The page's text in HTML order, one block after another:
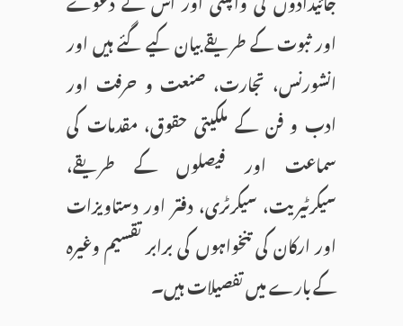
اور ثبوت کے طریقے بیان کیے گئے ہیں اور
انشورنس، تجارت، صنعت و حرفت اور
ادب و فن کے ملکیتی حقوق، مقدمات کی
سماعت اور فیصلوں کے طریقے،
سیکرٹیریت، سیکرٹری، دفتر اور دستاویزات
اور ارکان کی تنخواہوں کی برابر تقسیم وغیرہ
کے بارے میں تفصیلات ہیں۔